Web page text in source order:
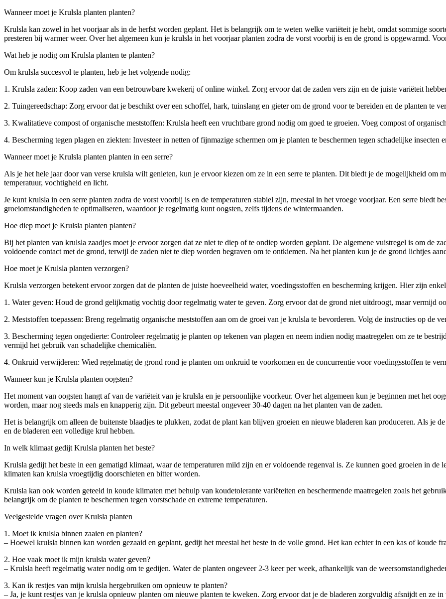
Wanneer moet je Krulsla planten planten?
Krulsla kan zowel in het voorjaar als in de herfst worden geplant. Het is belangrijk om te weten welke variëteit je hebt, omdat sommige
presteren bij warmer weer. Over het algemeen kun je krulsla in het voorjaar planten zodra de vorst voorbij is en de grond is opgewarmd.
Wat heb je nodig om Krulsla planten te planten?
Om krulsla succesvol te planten, heb je het volgende nodig:
1. Krulsla zaden: Koop zaden van een betrouwbare kwekerij of online winkel. Zorg ervoor dat de zaden vers zijn en de juiste variëteit
2. Tuingereedschap: Zorg ervoor dat je beschikt over een schoffel, hark, tuinslang en gieter om de grond voor te bereiden en de planten te
3. Kwalitatieve compost of organische meststoffen: Krulsla heeft een vruchtbare grond nodig om goed te groeien. Voeg compost of
4. Bescherming tegen plagen en ziekten: Investeer in netten of fijnmazige schermen om je planten te beschermen tegen schadelijke insecten
Wanneer moet je Krulsla planten planten in een serre?
Als je het hele jaar door van verse krulsla wilt genieten, kun je ervoor kiezen om ze in een serre te planten. Dit biedt je de mogelijkheid om
temperatuur, vochtigheid en licht.
Je kunt krulsla in een serre planten zodra de vorst voorbij is en de temperaturen stabiel zijn, meestal in het vroege voorjaar. Een serre biedt
groeiomstandigheden te optimaliseren, waardoor je regelmatig kunt oogsten, zelfs tijdens de wintermaanden.
Hoe diep moet je Krulsla planten planten?
Bij het planten van krulsla zaadjes moet je ervoor zorgen dat ze niet te diep of te ondiep worden geplant. De algemene vuistregel is om de
voldoende contact met de grond, terwijl de zaden niet te diep worden begraven om te ontkiemen. Na het planten kun je de grond lichtjes
Hoe moet je Krulsla planten verzorgen?
Krulsla verzorgen betekent ervoor zorgen dat de planten de juiste hoeveelheid water, voedingsstoffen en bescherming krijgen. Hier zijn
1. Water geven: Houd de grond gelijkmatig vochtig door regelmatig water te geven. Zorg ervoor dat de grond niet uitdroogt, maar vermijd
2. Meststoffen toepassen: Breng regelmatig organische meststoffen aan om de groei van je krulsla te bevorderen. Volg de instructies op de
3. Bescherming tegen ongedierte: Controleer regelmatig je planten op tekenen van plagen en neem indien nodig maatregelen om ze te
vermijd het gebruik van schadelijke chemicaliën.
4. Onkruid verwijderen: Wied regelmatig de grond rond je planten om onkruid te voorkomen en de concurrentie voor voedingsstoffen te
Wanneer kun je Krulsla planten oogsten?
Het moment van oogsten hangt af van de variëteit van je krulsla en je persoonlijke voorkeur. Over het algemeen kun je beginnen met het
worden, maar nog steeds mals en knapperig zijn. Dit gebeurt meestal ongeveer 30-40 dagen na het planten van de zaden.
Het is belangrijk om alleen de buitenste blaadjes te plukken, zodat de plant kan blijven groeien en nieuwe bladeren kan produceren. Als je
en de bladeren een volledige krul hebben.
In welk klimaat gedijt Krulsla planten het beste?
Krulsla gedijt het beste in een gematigd klimaat, waar de temperaturen mild zijn en er voldoende regenval is. Ze kunnen goed groeien in de
klimaten kan krulsla vroegtijdig doorschieten en bitter worden.
Krulsla kan ook worden geteeld in koude klimaten met behulp van koudetolerante variëteiten en beschermende maatregelen zoals het
belangrijk om de planten te beschermen tegen vorstschade en extreme temperaturen.
Veelgestelde vragen over Krulsla planten
1. Moet ik krulsla binnen zaaien en planten?
– Hoewel krulsla binnen kan worden gezaaid en geplant, gedijt het meestal het beste in de volle grond. Het kan echter in een kas of koude
2. Hoe vaak moet ik mijn krulsla water geven?
– Krulsla heeft regelmatig water nodig om te gedijen. Water de planten ongeveer 2-3 keer per week, afhankelijk van de
3. Kan ik restjes van mijn krulsla hergebruiken om opnieuw te planten?
– Ja, je kunt restjes van je krulsla opnieuw planten om nieuwe planten te kweken. Zorg ervoor dat je de bladeren zorgvuldig afsnijdt en ze